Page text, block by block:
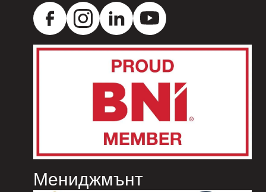
Мениджмънт